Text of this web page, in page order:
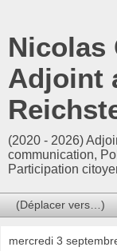
Nicolas
Adjoint
(2020 - 2026)
communication,
Participation
mercredi 3